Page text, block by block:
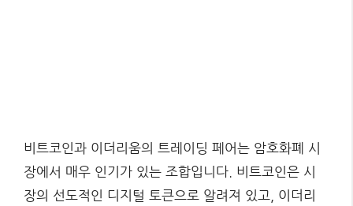
비트코인과 이더리움의 트레이딩 페어는 암호화폐 시
장에서 매우 인기가 있는 조합입니다. 비트코인은 시
장의 선도적인 디지털 토큰으로 알려져 있고, 이더리